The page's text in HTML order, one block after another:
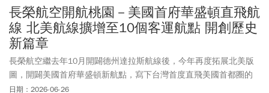
圖謀人士片面說詞即認定霸凌成立，對她並不公允。楊珍妮更指
出，曾有人提醒特定人士在背後操作、不斷向媒體放話，但她認為
應保護顏慧欣而未予理會，如今卻被冠上「霸凌」罪名，讓她痛心
不已，盼能透過合法、合理程序進一步調查，公開事實真相。李慧
芝周一則是說明，7月1日起停止楊珍妮政務委員職務，經貿辦目前
運作，由兩位副總談判代表及執行秘書處理日常業務，台美經貿工
作小組仍由副院長鄭麗君召集並主持相關會議，持續推動
長榮航空開航桃園－美國首府華盛頓直飛航
線 北美航線擴增至10個客運航點 開創歷史
新篇章
長榮航空繼去年10月開闢德州達拉斯航線後，今年再度拓展北美版
圖，開闢美國首府華盛頓新航點，寫下台灣首度直飛美國首都圈的
歷史新篇章。為慶祝華盛頓首航，今(26)日長榮航空林寶水董事長邀
日期：2026-06-26